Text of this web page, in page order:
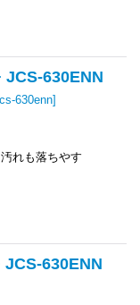
JCS-630ENN
630enn]
れも落ちやす
630ENN